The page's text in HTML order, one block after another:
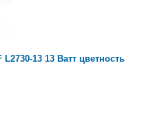
13 13 Ватт цветность